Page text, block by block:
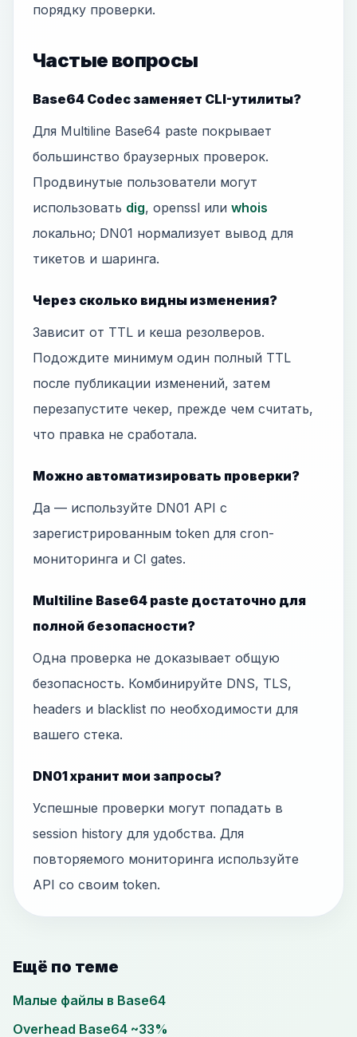
порядку проверки.
Частые вопросы
Base64 Codec заменяет CLI-утилиты?
Для Multiline Base64 paste покрывает
большинство браузерных проверок.
Продвинутые пользователи могут
использовать dig, openssl или whois
локально; DN01 нормализует вывод для
тикетов и шаринга.
Через сколько видны изменения?
Зависит от TTL и кеша резолверов.
Подождите минимум один полный TTL
после публикации изменений, затем
перезапустите чекер, прежде чем считать,
что правка не сработала.
Можно автоматизировать проверки?
Да — используйте DN01 API с
зарегистрированным token для cron-
мониторинга и CI gates.
Multiline Base64 paste достаточно для
полной безопасности?
Одна проверка не доказывает общую
безопасность. Комбинируйте DNS, TLS,
headers и blacklist по необходимости для
вашего стека.
DN01 хранит мои запросы?
Успешные проверки могут попадать в
session history для удобства. Для
повторяемого мониторинга используйте
API со своим token.
Ещё по теме
Малые файлы в Base64
Overhead Base64 ~33%